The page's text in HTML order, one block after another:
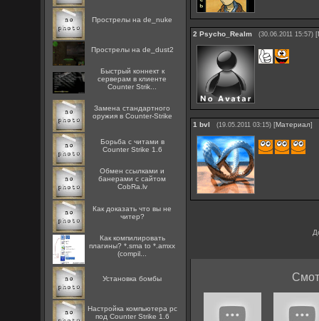
Прострелы на de_nuke
Прострелы на de_dust2
Быстрый коннект к
серверам в клиенте
Counter Strik...
Замена стандартного
оружия в Counter-Strike
Борьба с читами в
Counter Strike 1.6
Oбмен ссылками и
банерами с сайтом
CobRa.lv
Как доказать что вы не
читер?
Как компилировать
плагины? *.sma to *.amxx
(compil...
Установка бомбы
Настройка компьютера pc
под Counter Strike 1.6
2 Psycho_Realm (30.06.2011 15:57) [
1 bvl (19.05.2011 03:15) [Материал]